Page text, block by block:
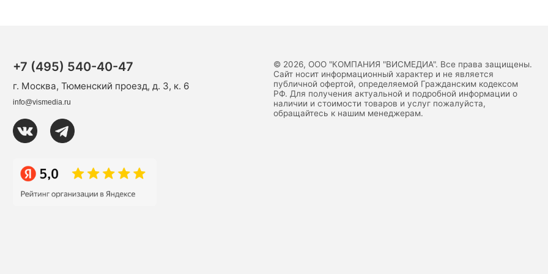
+7 (495) 540-40-47
г. Москва, Тюменский проезд, д. 3, к. 6
info@vismedia.ru
© 2026, ООО "КОМПАНИЯ "ВИСМЕДИА". Все права защищены.
Сайт носит информационный характер и не является
публичной офертой, определяемой Гражданским кодексом
РФ. Для получения актуальной и подробной информации о
наличии и стоимости товаров и услуг пожалуйста,
обращайтесь к нашим менеджерам.